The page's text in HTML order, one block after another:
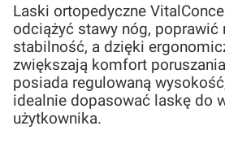
Laski ortopedyczne
odciążyć stawy nóg, poprawić
stabilność, a dzięki
zwiększają komfort
posiada regulowaną
idealnie dopasować laskę do
użytkownika.